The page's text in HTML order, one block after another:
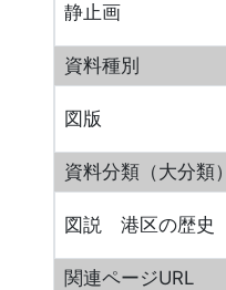
静止画
資料種別
図版
資料分類（大分類）
図説 港区の歴史
関連ページURL